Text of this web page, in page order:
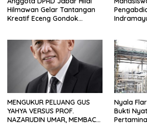
Hilmawan Gelar Tantangan
Kreatif Eceng Gondok
MENGUKUR PELUANG GUS
YAHYA VERSUS PROF.
NAZARUDIN UMAR, MEMBACA
Nyala
Bukti